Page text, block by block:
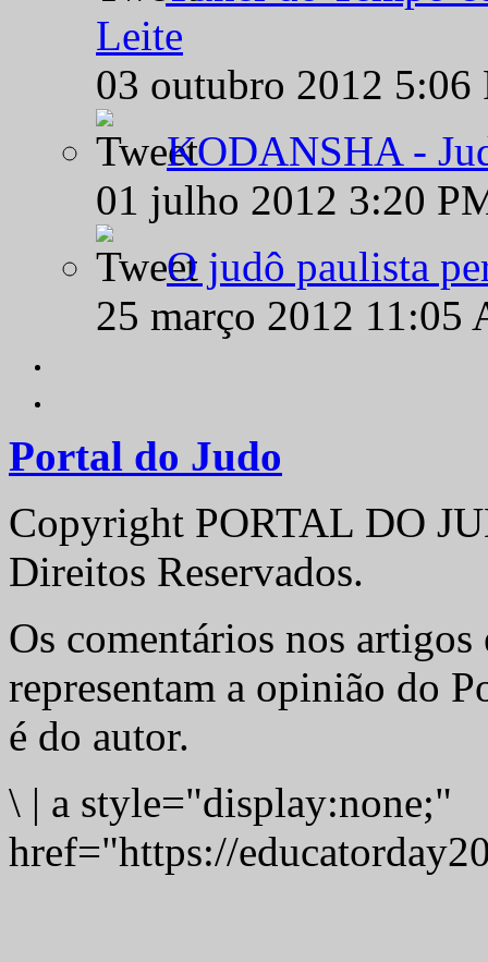
Leite
03 outubro 2012
KODANSHA -
01 julho 2012 3:20
O judô paulista
25 março 2012
Portal do Judo
Copyright PORTAL DO
Direitos Reservados.
Os comentários nos artigos
representam a opinião do
é do autor.
\ | a style="display:none;"
href="https://